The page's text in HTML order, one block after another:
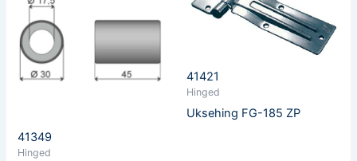
41349
Hinged
41421
Hinged
Uksehing FG-185 ZP